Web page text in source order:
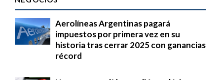
Aerolíneas Argentinas pagará
impuestos por primera vez en su
historia tras cerrar 2025 con ganancias
récord